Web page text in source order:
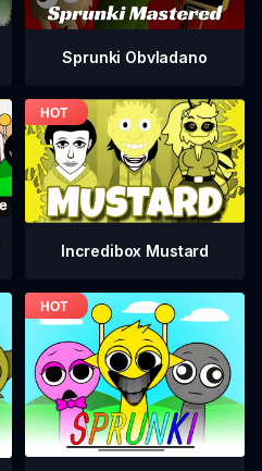
Sprunki Obvladano
Incredibox Mustard